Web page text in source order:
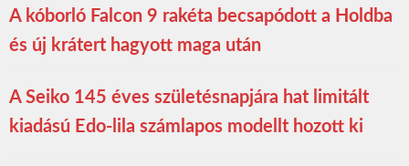
A kóborló Falcon 9 rakéta becsapódott a Holdba
és új krátert hagyott maga után
A Seiko 145 éves születésnapjára hat limitált
kiadású Edo-lila számlapos modellt hozott ki